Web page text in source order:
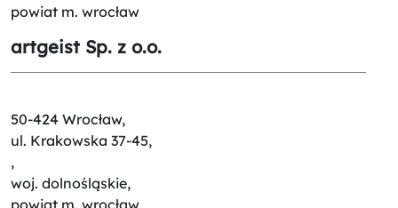
powiat m. wrocław
artgeist Sp. z o.o.
50-424 Wrocław,
ul. Krakowska 37-45,
,
woj. dolnośląskie,
powiat m. wrocław